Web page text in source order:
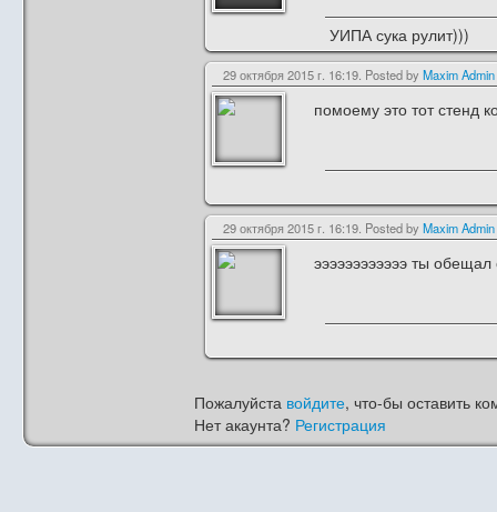
УИПА сука рулит)))
29 октября 2015 г. 16:19. Posted by Maxim Admin
помоему это тот стенд
29 октября 2015 г. 16:19. Posted by Maxim Admin
ээээээээээээ ты
Пожалуйста войдите, что-бы оставить
Нет акаунта? Регистрация